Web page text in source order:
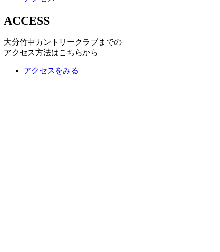
ACCESS
大分竹中カントリークラブまでの
アクセス方法はこちらから
アクセスをみる